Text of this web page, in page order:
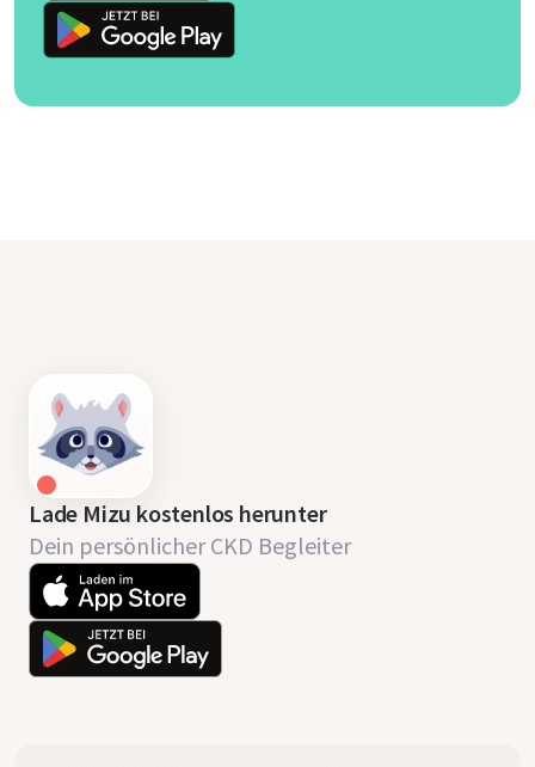
Lade Mizu kostenlos herunter
Dein persönlicher CKD Begleiter